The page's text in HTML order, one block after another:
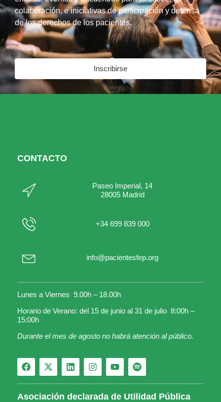
colaboración, e iniciativas de participación y defensa
de los derechos de los pacientes.
Inscribirse
CONTACTO
Paseo Imperial, 14
28005 Madrid
+34 699 839 000
info@pacientesfep.org
Lunes a Viernes 9.00h – 18.00h
Horario de Verano: del 15 de junio al 31 de julio 8:00h –
15:00h
Durante el mes de agosto no habrá atención al público.
Asociación declarada de Utilidad Pública